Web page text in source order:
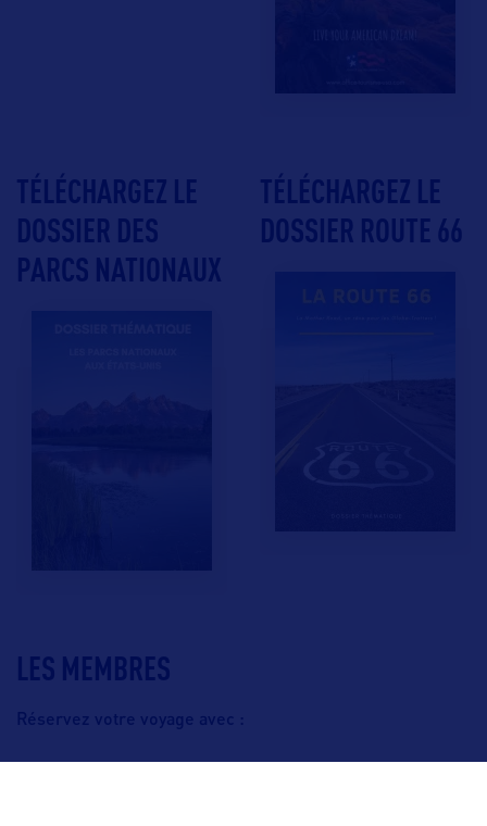
LES MEMBRES
Réservez votre voyage avec :
TÉLÉCHARGEZ LE
DOSSIER DES
PARCS NATIONAUX
TÉLÉCHARGEZ LE
DOSSIER ROUTE 66